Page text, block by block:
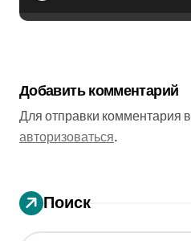
Добавить комментарий
Для отправки комментария
авторизоваться.
Поиск